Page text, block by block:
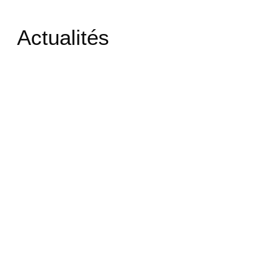
Actualités